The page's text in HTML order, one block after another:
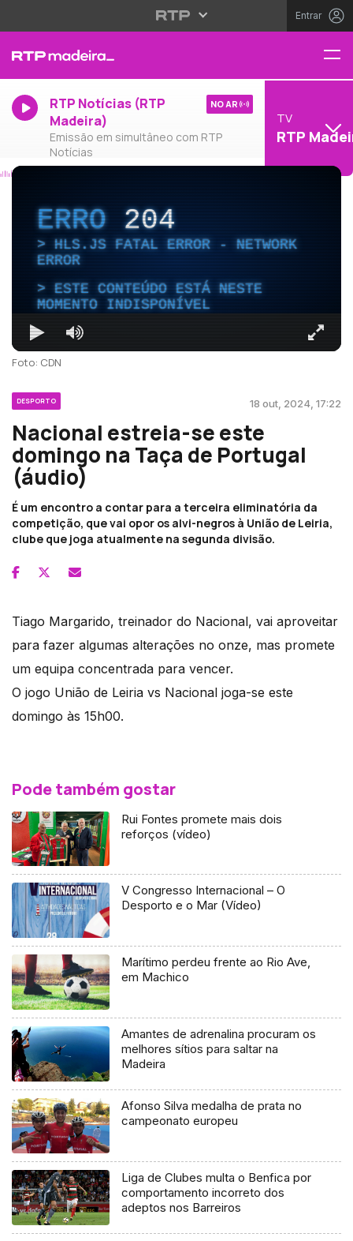
Entrar
RTP Notícias (RTP
Madeira)
Emissão em simultâneo com RTP
Notícias
NO AR
TV
RTP
ERRO204
HLS.JS FATAL ERROR - NETWORK
ERROR
ESTE CONTEÚDO ESTÁ NESTE
MOMENTO INDISPONÍVEL
Foto: CDN
DESPORTO 18 out, 2024, 17:22
Nacional estreia-se este
domingo na Taça de Portugal
(áudio)
É um encontro a contar para a terceira eliminatória da
competição, que vai opor os alvi-negros à União de Leiria,
clube que joga atualmente na segunda divisão.
Tiago Margarido, treinador do Nacional, vai aproveitar
para fazer algumas alterações no onze, mas promete
um equipa concentrada para vencer.
O jogo União de Leiria vs Nacional joga-se este
domingo às 15h00.
Pode também gostar
Rui Fontes promete mais dois
reforços (vídeo)
V Congresso Internacional – O
Desporto e o Mar (Vídeo)
Marítimo perdeu frente ao Rio Ave,
em Machico
Amantes de adrenalina procuram os
melhores sítios para saltar na
Madeira
Afonso Silva medalha de prata no
campeonato europeu
Liga de Clubes multa o Benfica por
comportamento incorreto dos
adeptos nos Barreiros